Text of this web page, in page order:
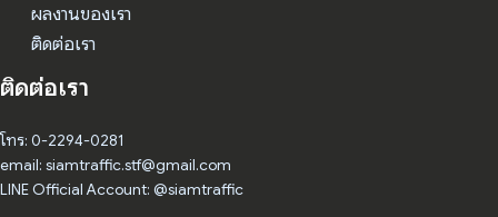
ผลงานของเรา
ติดต่อเรา
ติดต่อเรา
โทร: 0-2294-0281
email: siamtraffic.stf@gmail.com
LINE Official Account: @siamtraffic